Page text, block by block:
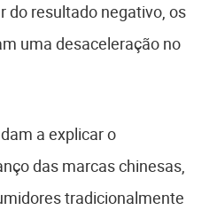
do resultado negativo, os
uma desaceleração no
a explicar o
das marcas chinesas,
tradicionalmente